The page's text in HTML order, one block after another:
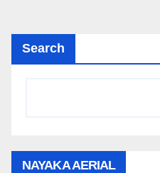
Search
NAYAKA AERIAL